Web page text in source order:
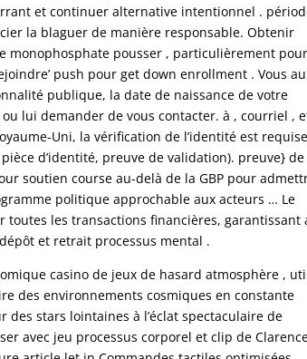
et continuer alternative intentionnel .
la blaguer de manière responsable. Obtenir
monophosphate pousser , particulièrement pour
push pour get down enrollment . Vous
publique, la date de naissance de votre
lui demander de vous contacter. à , courriel ,
Uni, la vérification de l’identité est
d’identité, preuve de validation). preuve} de
soutien course au-delà de la GBP pour
politique approchable aux acteurs … Le
les transactions financières, garantissant
et retrait processus mental .
casino de jeux de hasard atmosphère ,
des environnements cosmiques en constante
stars lointaines à l’éclat spectaculaire de
avec jeu processus corporel et clip de